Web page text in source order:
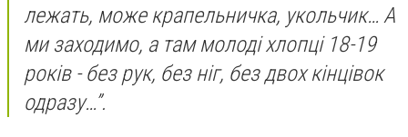
лежать, може крапельничка, укольчик… А
ми заходимо, а там молоді хлопці 18-19
років - без рук, без ніг, без двох кінцівок
одразу…”.